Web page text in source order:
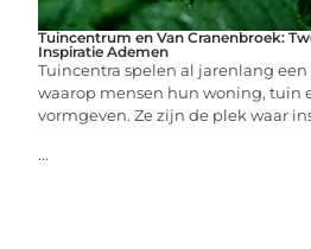
Tuincentrum en Van Cranenbroek:
Inspiratie Ademen
Tuincentra spelen al jarenlang
waarop mensen hun woning, tuin
vormgeven. Ze zijn de plek waar
...